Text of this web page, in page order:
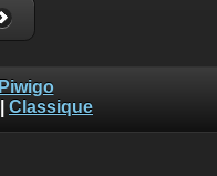
Piwigo
Classique